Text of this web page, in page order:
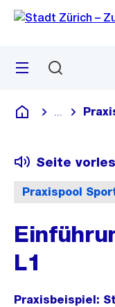
Navigation
Sprunglink
Menü
Deutsch
Blende alle
Praxispool
Seite
L1
Praxisbeispiel: